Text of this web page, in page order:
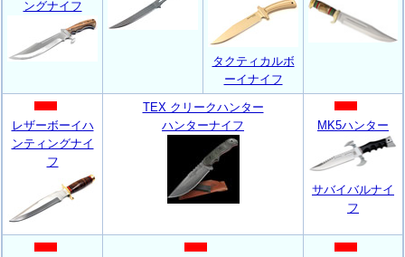
ングナイフ
タクティカルボ
ーイナイフ
レザーボーイハ
ンティングナイ
フ
TEX クリークハンター
ハンターナイフ
MK5ハンター
サバイバルナイ
フ